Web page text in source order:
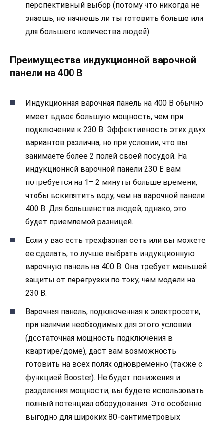
перспективный выбор (потому что никогда не
знаешь, не начнешь ли ты готовить больше или
для большего количества людей).
Преимущества индукционной варочной
панели на 400 В
Индукционная варочная панель на 400 В обычно
имеет вдвое большую мощность, чем при
подключении к 230 В. Эффективность этих двух
вариантов различна, но при условии, что вы
занимаете более 2 полей своей посудой. На
индукционной варочной панели 230 В вам
потребуется на 1– 2 минуты больше времени,
чтобы вскипятить воду, чем на варочной панели
400 В. Для большинства людей, однако, это
будет приемлемой разницей.
Если у вас есть трехфазная сеть или вы можете
ее сделать, то лучше выбрать индукционную
варочную панель на 400 В. Она требует меньшей
защиты от перегрузки по току, чем модели на
230 В.
Варочная панель, подключенная к электросети,
при наличии необходимых для этого условий
(достаточная мощность подключения в
квартире/доме), даст вам возможность
готовить на всех полях одновременно (также с
функцией Booster). Не будет понижения и
разделения мощности, вы будете использовать
полный потенциал оборудования. Это особенно
выгодно для широких 80-сантиметровых